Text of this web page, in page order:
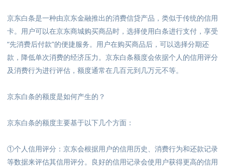
京东白条是一种由京东金融推出的消费信贷产品，类似于传统的信用
卡。用户可以在京东商城购买商品时，选择使用白条进行支付，享受
“先消费后付款”的便捷服务。用户在购买商品后，可以选择分期还
款，降低单次消费的经济压力。京东白条额度会依据个人的信用评分
及消费行为进行评估，额度通常在几百元到几万元不等。
京东白条的额度是如何产生的？
京东白条的额度主要基于以下几个方面：
①个人信用评分：京东会根据用户的信用历史、消费行为和还款记录
等数据来评估其信用评分。良好的信用记录会使用户获得更高的信用